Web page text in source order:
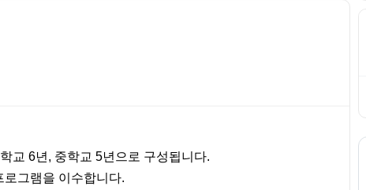
교 6년, 중학교 5년으로 구성됩니다.
그램을 이수합니다.